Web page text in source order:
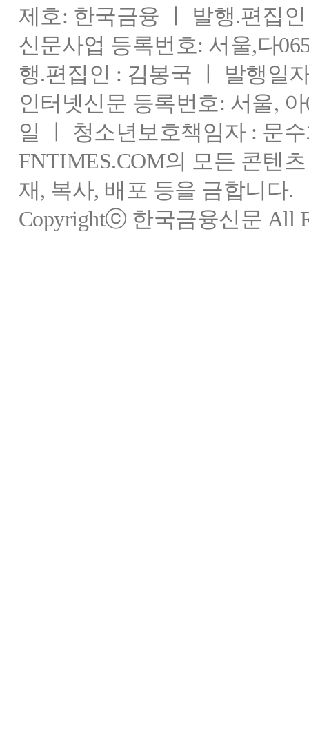
제호: 한국금융 ㅣ 발행.편집
신문사업 등록번호: 서울,다
행.편집인 : 김봉국 ㅣ 발행일
인터넷신문 등록번호: 서울,
일 ㅣ 청소년보호책임자 : 문
FNTIMES.COM의 모든 콘텐
재, 복사, 배포 등을 금합니다.
Copyrightⓒ 한국금융신문 All